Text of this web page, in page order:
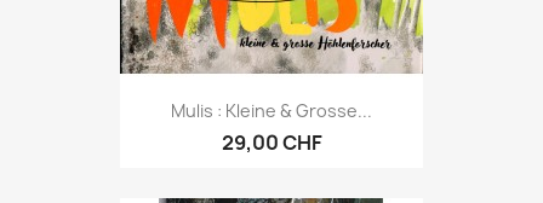
Mulis : Kleine & Grosse...
29,00 CHF